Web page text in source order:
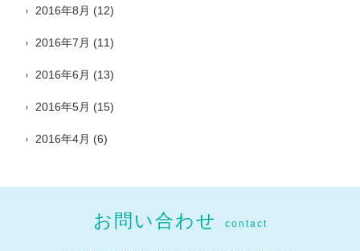
2016年8月 (12)
2016年7月 (11)
2016年6月 (13)
2016年5月 (15)
2016年4月 (6)
お問い合わせ contact